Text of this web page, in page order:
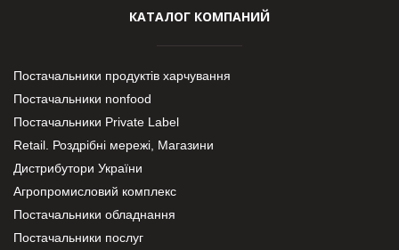
КАТАЛОГ КОМПАНИЙ
Постачальники продуктів харчування
Постачальники nonfood
Постачальники Private Label
Retail. Роздрібні мережі, Магазини
Дистрибутори України
Агропромисловий комплекс
Постачальники обладнання
Постачальники послуг